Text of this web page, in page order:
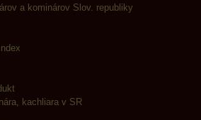
a kominárov Slov. republiky
kachliara v SR